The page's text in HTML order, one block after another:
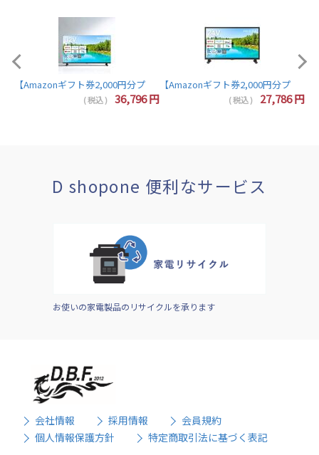
【Amazonギフト券2,000円分プレゼント】東芝 レグザ テレビ 32インチ
( 税込 ) 36,796円 ( 税込 ) 27,786円
D shopone 便利なサービス
お使いの家電製品のリサイクルを承ります
会社情報 採用情報
会員規約
個人情報保護方針
特定商取引法に基づく表記